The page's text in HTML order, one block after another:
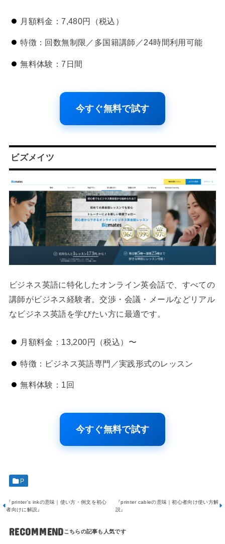
月額料金：7,480円（税込）
特徴：回数無制限／多国籍講師／24時間利用可能
無料体験：7日間
今すぐ無料で試す
ビズメイツ
ビジネス英語に特化したオンライン英会話で、すべての
講師がビジネス経験者。交渉・会議・メールなどリアル
なビジネス英語を学びたい方に最適です。
月額料金：13,200円（税込）〜
特徴：ビジネス英語専門／実践形式のレッスン
無料体験：1回
今すぐ無料で試す
P
『printer's inkの意味｜使い方・例文を初心
者向けに解説』
『printer cableの意味｜初心者向け使い方解
説』
RECOMMEND